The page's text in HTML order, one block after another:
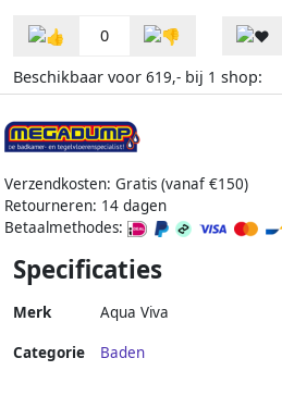
0
Beschikbaar voor 619,- bij 1 shop:
Verzendkosten: Gratis (vanaf €150)
Retourneren: 14 dagen
Betaalmethodes:
Specificaties
Merk Aqua Viva
Categorie Baden